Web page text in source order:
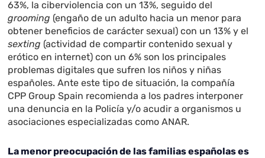
63%, la ciberviolencia con un 13%, seguido del
grooming (engaño de un adulto hacia un menor para
obtener beneficios de carácter sexual) con un 13% y el
sexting (actividad de compartir contenido sexual y
erótico en internet) con un 6% son los principales
problemas digitales que sufren los niños y niñas
españoles. Ante este tipo de situación, la compañía
CPP Group Spain recomienda a los padres interponer
una denuncia en la Policía y/o acudir a organismos u
asociaciones especializadas como ANAR.
La menor preocupación de las familias españolas es